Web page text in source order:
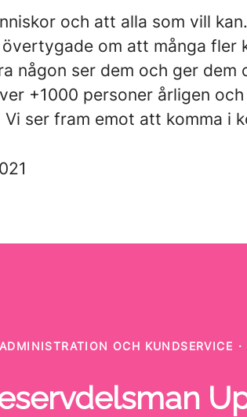
och att alla som vill
om att många fler
någon ser dem och ger dem
+1000 personer årligen
Vi ser fram emot att komma i
ADMINISTRATION OCH KUNDSERVICE ·